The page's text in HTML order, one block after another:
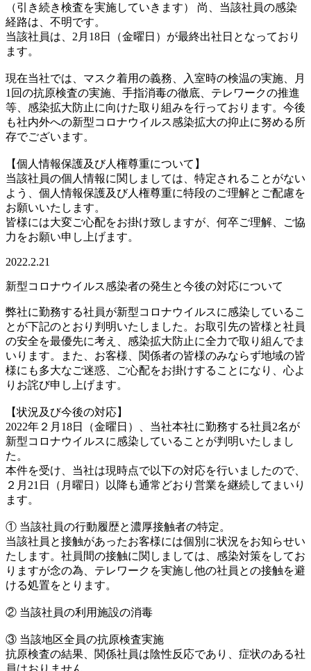
（引き続き検査を実施していきます） 尚、当該社員の感染
経路は、不明です。
当該社員は、2月18日（金曜日）が最終出社日となっており
ます。
現在当社では、マスク着用の義務、入室時の検温の実施、月
1回の抗原検査の実施、手指消毒の徹底、テレワークの推進
等、感染拡大防止に向けた取り組みを行っております。今後
も社内外への新型コロナウイルス感染拡大の抑止に努める所
存でございます。
【個人情報保護及び人権尊重について】
当該社員の個人情報に関しましては、特定されることがない
よう、個人情報保護及び人権尊重に特段のご理解とご配慮を
お願いいたします。
皆様には大変ご心配をお掛け致しますが、何卒ご理解、ご協
力をお願い申し上げます。
2022.2.21
新型コロナウイルス感染者の発生と今後の対応について
弊社に勤務する社員が新型コロナウイルスに感染しているこ
とが下記のとおり判明いたしました。お取引先の皆様と社員
の安全を最優先に考え、感染拡大防止に全力で取り組んでま
いります。また、お客様、関係者の皆様のみならず地域の皆
様にも多大なご迷惑、ご心配をお掛けすることになり、心よ
りお詫び申し上げます。
【状況及び今後の対応】
2022年２月18日（金曜日）、当社本社に勤務する社員2名が
新型コロナウイルスに感染していることが判明いたしまし
た。
本件を受け、当社は現時点で以下の対応を行いましたので、
２月21日（月曜日）以降も通常どおり営業を継続してまいり
ます。
① 当該社員の行動履歴と濃厚接触者の特定。
当該社員と接触があったお客様には個別に状況をお知らせい
たします。社員間の接触に関しましては、感染対策をしてお
りますが念の為、テレワークを実施し他の社員との接触を避
ける処置をとります。
② 当該社員の利用施設の消毒
③ 当該地区全員の抗原検査実施
抗原検査の結果、関係社員は陰性反応であり、症状のある社